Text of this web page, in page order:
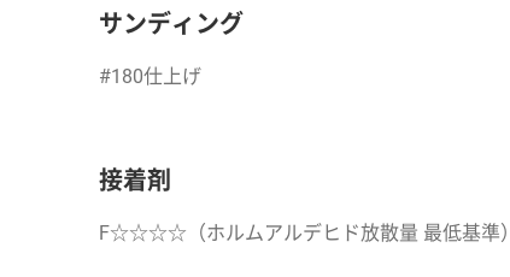
サンディング
#180仕上げ
接着剤
F☆☆☆☆（ホルムアルデヒド放散量 最低基準）